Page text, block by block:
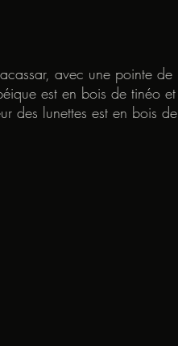
avec une pointe de
est en bois de tinéo et
des lunettes est en bois de